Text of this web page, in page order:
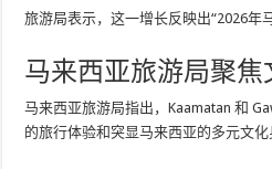
旅游局表示，这一增长反映出“2026年
马来西亚旅游局聚焦
马来西亚旅游局指出，Kaamatan 和
的旅行体验和突显马来西亚的多元文化